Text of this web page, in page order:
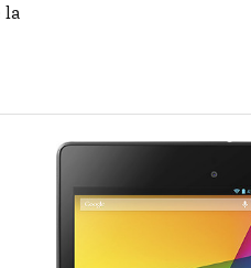
la